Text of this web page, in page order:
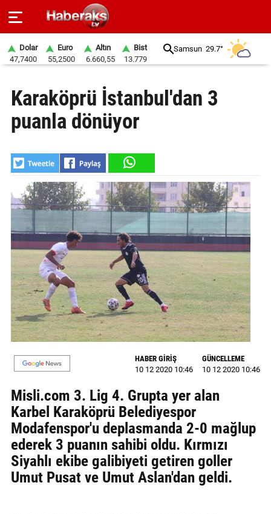
SPOR
YAŞAM
EKONOMİ
BELEDİYELER
SAĞLIK
SİYASET
EĞİTİM
GALERİ
VİDEO
YAZARLAR
BİZE
Künye
İletişim
Gizlilik
Sözleşmesi
Dolar
47,7400
Euro
55,2500
Altın
6.660,55
Bist
13.779
Samsun 29.7°
Karaköprü İstanbul'dan 3
puanla dönüyor
HABER GİRİŞ
10 12 2020 10:46
GÜNCELLEME
10 12 2020 10:46
Misli.com 3. Lig 4. Grupta yer alan
Karbel Karaköprü Belediyespor
Modafenspor'u deplasmanda 2-0 mağlup
ederek 3 puanın sahibi oldu. Kırmızı
Siyahlı ekibe galibiyeti getiren goller
Umut Pusat ve Umut Aslan'dan geldi.